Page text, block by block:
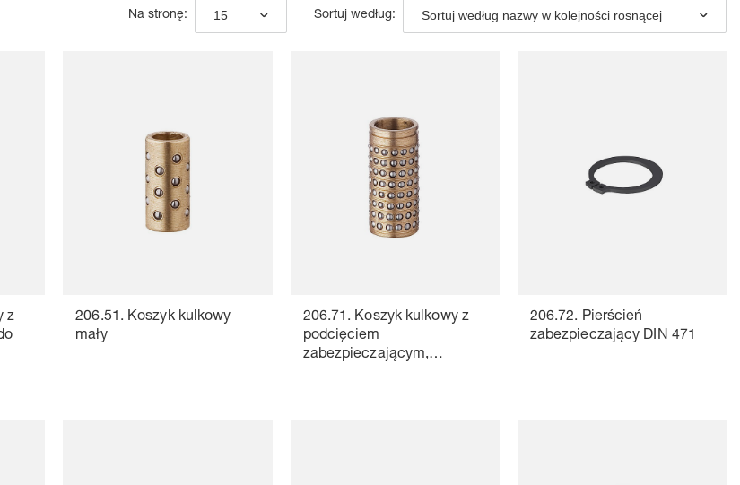
Na stronę: 15 Sortuj według: Sortuj według nazwy w kolejności rosnącej
z
206.51. Koszyk kulkowy
mały
206.71. Koszyk kulkowy z
podcięciem
zabezpieczającym,
206.72. Pierścień
zabezpieczający DIN 471